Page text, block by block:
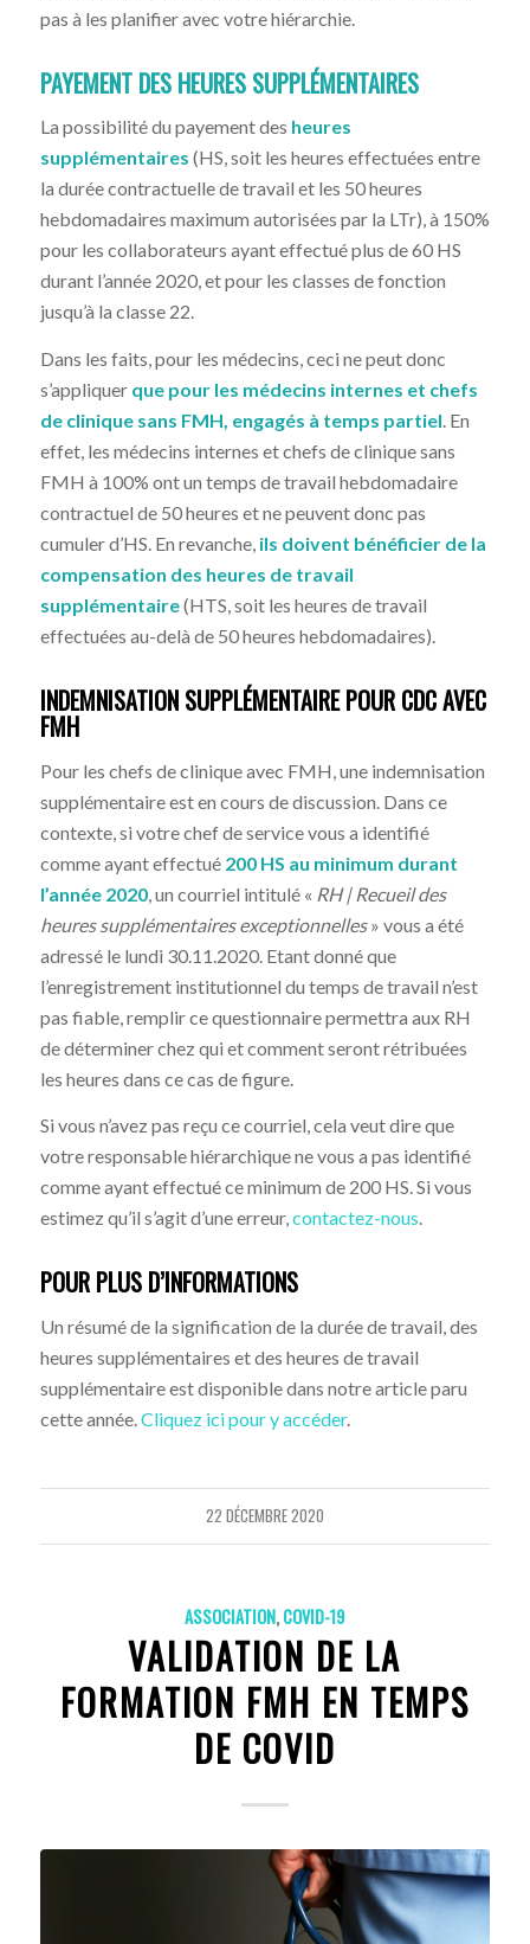
pas à les planifier avec votre hiérarchie.
PAYEMENT DES HEURES SUPPLÉMENTAIRES
La possibilité du payement des heures
supplémentaires (HS, soit les heures effectuées entre
la durée contractuelle de travail et les 50 heures
hebdomadaires maximum autorisées par la LTr), à 150%
pour les collaborateurs ayant effectué plus de 60 HS
durant l’année 2020, et pour les classes de fonction
jusqu’à la classe 22.
Dans les faits, pour les médecins, ceci ne peut donc
s’appliquer que pour les médecins internes et chefs
de clinique sans FMH, engagés à temps partiel. En
effet, les médecins internes et chefs de clinique sans
FMH à 100% ont un temps de travail hebdomadaire
contractuel de 50 heures et ne peuvent donc pas
cumuler d’HS. En revanche,ils doivent bénéficier de la
compensation des heures de travail
supplémentaire(HTS, soit les heures de travail
effectuées au-delà de 50 heures hebdomadaires).
INDEMNISATION SUPPLÉMENTAIRE POUR CDC AVEC
FMH
Pour les chefs de clinique avec FMH, une indemnisation
supplémentaire est en cours de discussion. Dans ce
contexte, si votre chef de service vous a identifié
comme ayant effectué 200 HS au minimum durant
l’année 2020, un courriel intitulé « RH | Recueil des
heures supplémentaires exceptionnelles» vous a été
adressé le lundi 30.11.2020. Etant donné que
l’enregistrement institutionnel du temps de travail n’est
pas fiable, remplir ce questionnaire permettra aux RH
de déterminer chez qui et comment seront rétribuées
les heures dans ce cas de figure.
Si vous n’avez pas reçu ce courriel, cela veut dire que
votre responsable hiérarchique ne vous a pas identifié
comme ayant effectué ce minimum de 200 HS. Si vous
estimez qu’il s’agit d’une erreur,contactez-nous.
POUR PLUS D’INFORMATIONS
Un résumé de la signification de la durée de travail, des
heures supplémentaires et des heures de travail
supplémentaire est disponible dans notre article paru
cette année. Cliquez ici pour y accéder.
22 DÉCEMBRE 2020
ASSOCIATION,COVID-19
VALIDATION DE LA
FORMATION FMH EN TEMPS
DE COVID